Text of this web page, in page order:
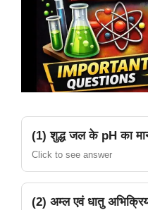
(1) शुद्ध जल के pH का
Click to see answer
(2) अम्ल एवं धातु